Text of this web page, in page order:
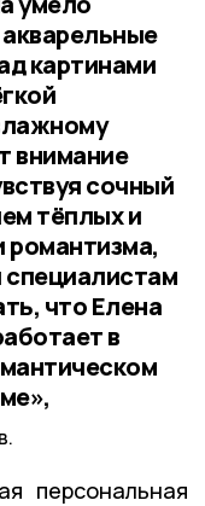
картинами
внимание
сочный
тёплых и
романтизма,
специалистам
что Елена
в
персональная